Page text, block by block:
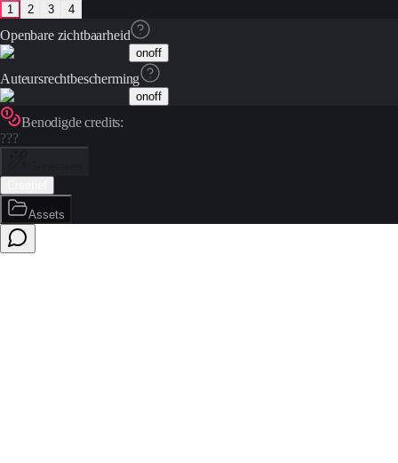
1 2 3 4
Openbare zichtbaarheid
onoff
Auteursrechtbescherming
onoff
Benodigde credits:
???
Assets